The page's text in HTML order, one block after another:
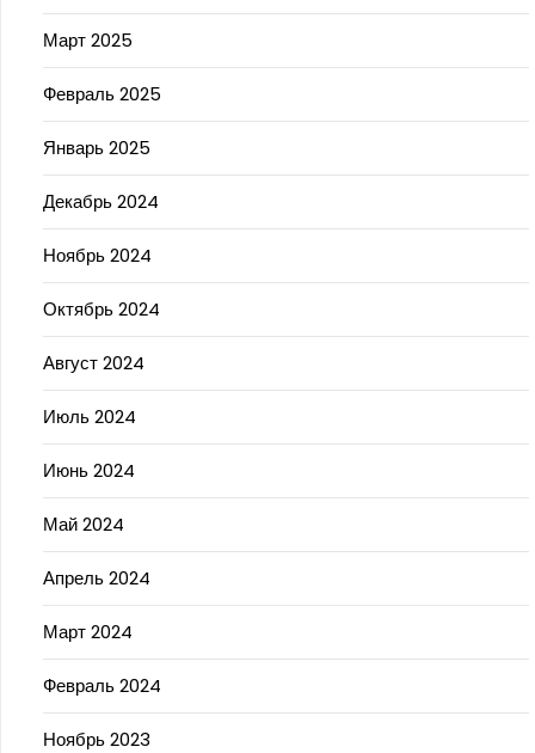
Март 2025
Февраль 2025
Январь 2025
Декабрь 2024
Ноябрь 2024
Октябрь 2024
Август 2024
Июль 2024
Июнь 2024
Май 2024
Апрель 2024
Март 2024
Февраль 2024
Ноябрь 2023